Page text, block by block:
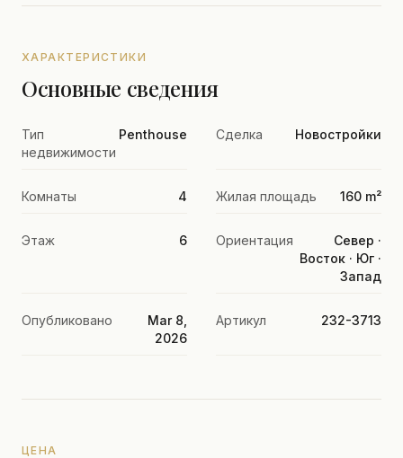
ХАРАКТЕРИСТИКИ
Основные сведения
Тип
недвижимости
Penthouse Сделка Новостройки
Комнаты 4 Жилая площадь 160 m²
Этаж 6 Ориентация
Север ·
Восток · Юг ·
Запад
Опубликовано
Mar 8,
2026
Артикул 232-3713
ЦЕНА